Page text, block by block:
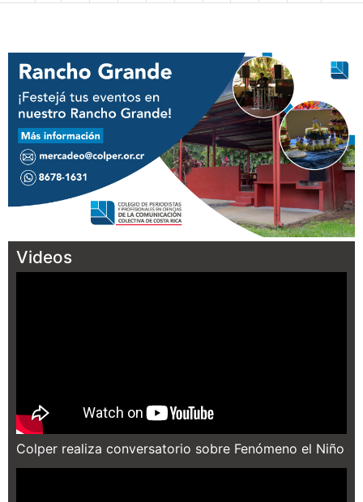
Videos
Colper realiza conversatorio sobre Fenómeno el Niño